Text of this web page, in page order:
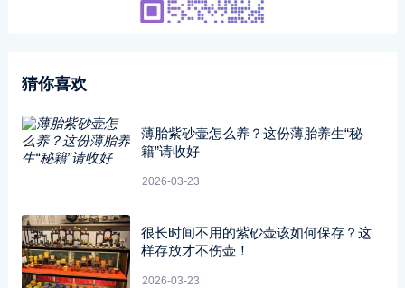
猜你喜欢
薄胎紫砂壶怎么养？这份薄胎养生“秘
籍”请收好
2026-03-23
很长时间不用的紫砂壶该如何保存？这
样存放才不伤壶！
2026-03-23